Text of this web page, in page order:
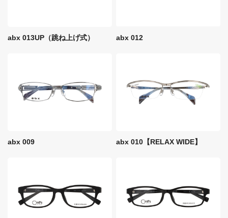
abx 013UP（跳ね上げ式） abx 012
abx 009 abx 010【RELAX WIDE】